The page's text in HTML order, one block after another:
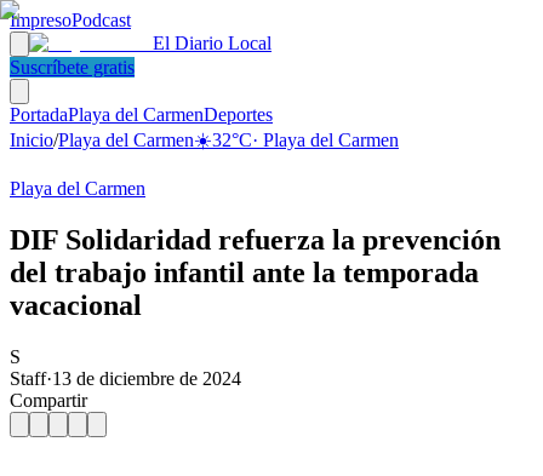
ImpresoPodcast
El Diario Local
Suscríbete gratis
PortadaPlaya del CarmenDeportes
Inicio/Playa del Carmen☀️32°C· Playa del Carmen
Playa del Carmen
DIF Solidaridad refuerza la prevención
del trabajo infantil ante la temporada
vacacional
S
Staff·13 de diciembre de 2024
Compartir